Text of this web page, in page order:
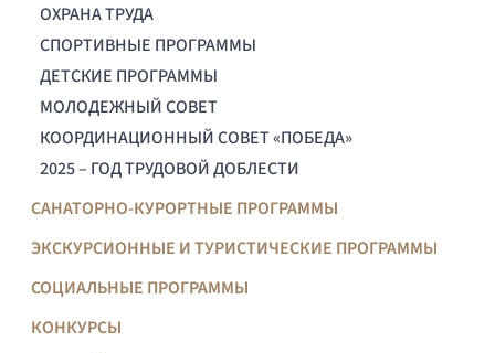
ОХРАНА ТРУДА
СПОРТИВНЫЕ ПРОГРАММЫ
ДЕТСКИЕ ПРОГРАММЫ
МОЛОДЕЖНЫЙ СОВЕТ
КООРДИНАЦИОННЫЙ СОВЕТ «ПОБЕДА»
2025 – ГОД ТРУДОВОЙ ДОБЛЕСТИ
САНАТОРНО-КУРОРТНЫЕ ПРОГРАММЫ
ЭКСКУРСИОННЫЕ И ТУРИСТИЧЕСКИЕ ПРОГРАММЫ
СОЦИАЛЬНЫЕ ПРОГРАММЫ
КОНКУРСЫ